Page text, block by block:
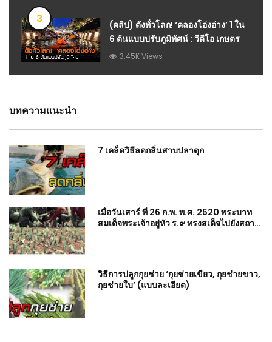
3
(คลิป) ดังทั่วโลก! ‘คลองโอ่งอ่าง’ 1 ใน
6 ต้นแบบปรับภูมิทัศน์ : วีดีโอ เกษตร
3.45K Views
บทความแนะนำ
7 เคล็ดวิธีลดกลิ่นสาบปลาดุก
เมื่อวันเสาร์ ที่ 26 ก.พ. พ.ศ. 2520 พระบาท
สมเด็จพระเจ้าอยู่หัว ร.๙ ทรงสเด็จไปยังสถานี
วิธีการปลูกกุยช่าย ‘กุยช่ายเขียว, กุยช่ายขาว,
กุยช่ายใบ’ (แบบละเอียด)